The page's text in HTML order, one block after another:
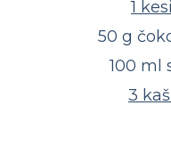
1
50 g
100 ml
3